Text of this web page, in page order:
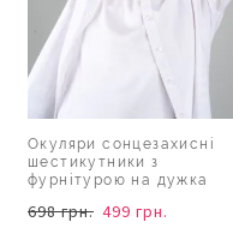
Окуляри сонцезахисні
шестикутники з
фурнітурою на дужка
698 грн. 499 грн.